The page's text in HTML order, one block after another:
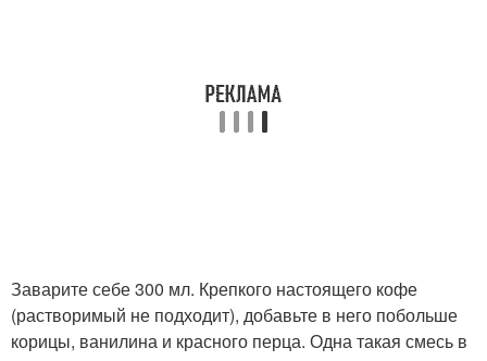
Заварите себе 300 мл. Крепкого настоящего кофе
(растворимый не подходит), добавьте в него побольше
корицы, ванилина и красного перца. Одна такая смесь в